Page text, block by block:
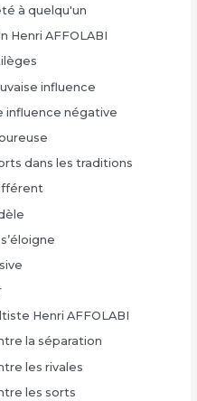
à quelqu'un
Henri AFFOLABI
influence
influence négative
dans les traditions
Henri AFFOLABI
la séparation
les rivales
les sorts